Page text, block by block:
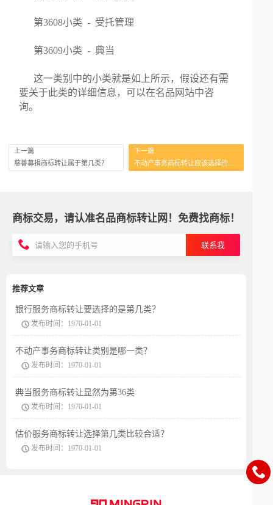
第3608小类 - 受托管理
第3609小类 - 典当
这一类别中的小类就是如上所示，假设还有需
要关于此类的详细信息，可以在名品网站中咨
询。
上一篇
慈善募捐商标转让属于第几类？
下一篇
不动产事务商标转让应该选择的类别是？
商标交易，请认准名品商标转让网！免费找商标！
联系我
推荐文章
银行服务商标转让要选择的是第几类？
发布时间：1970-01-01
不动产事务商标转让类别是哪一类？
发布时间：1970-01-01
典当服务商标转让显然为第36类
发布时间：1970-01-01
估价服务商标转让选择第几类比较合适？
发布时间：1970-01-01